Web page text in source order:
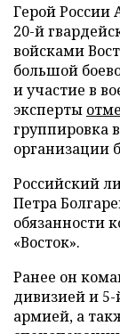
Герой России
20-й
войсками
большой
и участие в
эксперты
группировка
организации
Российский
Петра
обязанности
«Восток».
Ранее он
дивизией и 5-
армией, а